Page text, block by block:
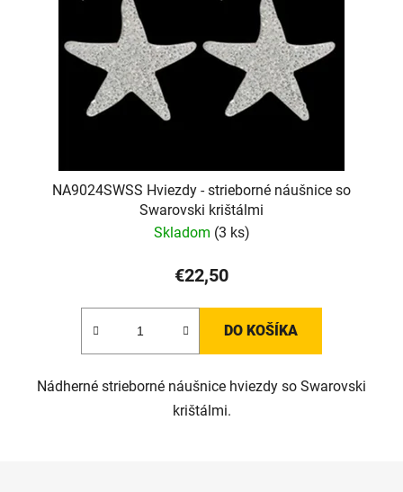
NA9024SWSS Hviezdy - strieborné náušnice so
Swarovski krištálmi
Skladom (3 ks)
€22,50
DO KOŠÍKA
Nádherné strieborné náušnice hviezdy so Swarovski
krištálmi.